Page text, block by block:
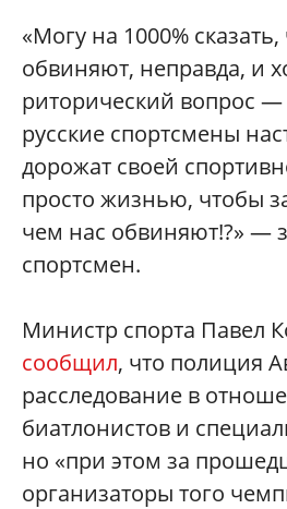
«Могу на 1000%
обвиняют, неправда, и
риторический вопрос
русские спортсмены
дорожат своей
просто жизнью, чтобы
чем нас обвиняют!?» —
спортсмен.
Министр спорта Павел
сообщил, что полиция
расследование в
биатлонистов и
но «при этом за
организаторы того